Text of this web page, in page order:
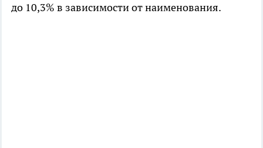
до 10,3% в зависимости от наименования.